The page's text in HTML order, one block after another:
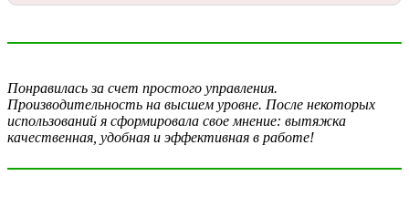
Понравилась за счет простого управления.
Производительность на высшем уровне. После некоторых
использований я сформировала свое мнение: вытяжка
качественная, удобная и эффективная в работе!